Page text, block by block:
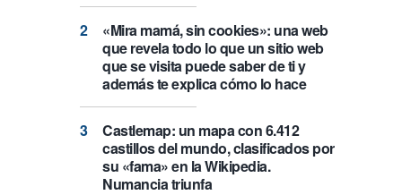
«Mira mamá, sin cookies»: una web
que revela todo lo que un sitio web
que se visita puede saber de ti y
además te explica cómo lo hace
Castlemap: un mapa con 6.412
castillos del mundo, clasificados por
su «fama» en la Wikipedia.
Numancia triunfa